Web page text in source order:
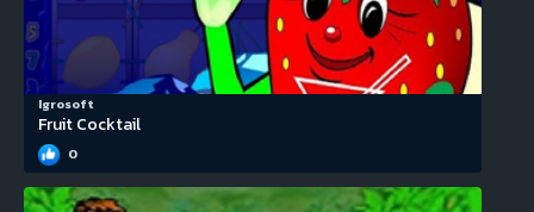
Igrosoft
Fruit Cocktail
0